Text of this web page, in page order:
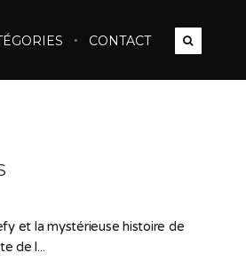
CONTACT
et la mystérieuse histoire de
de l...